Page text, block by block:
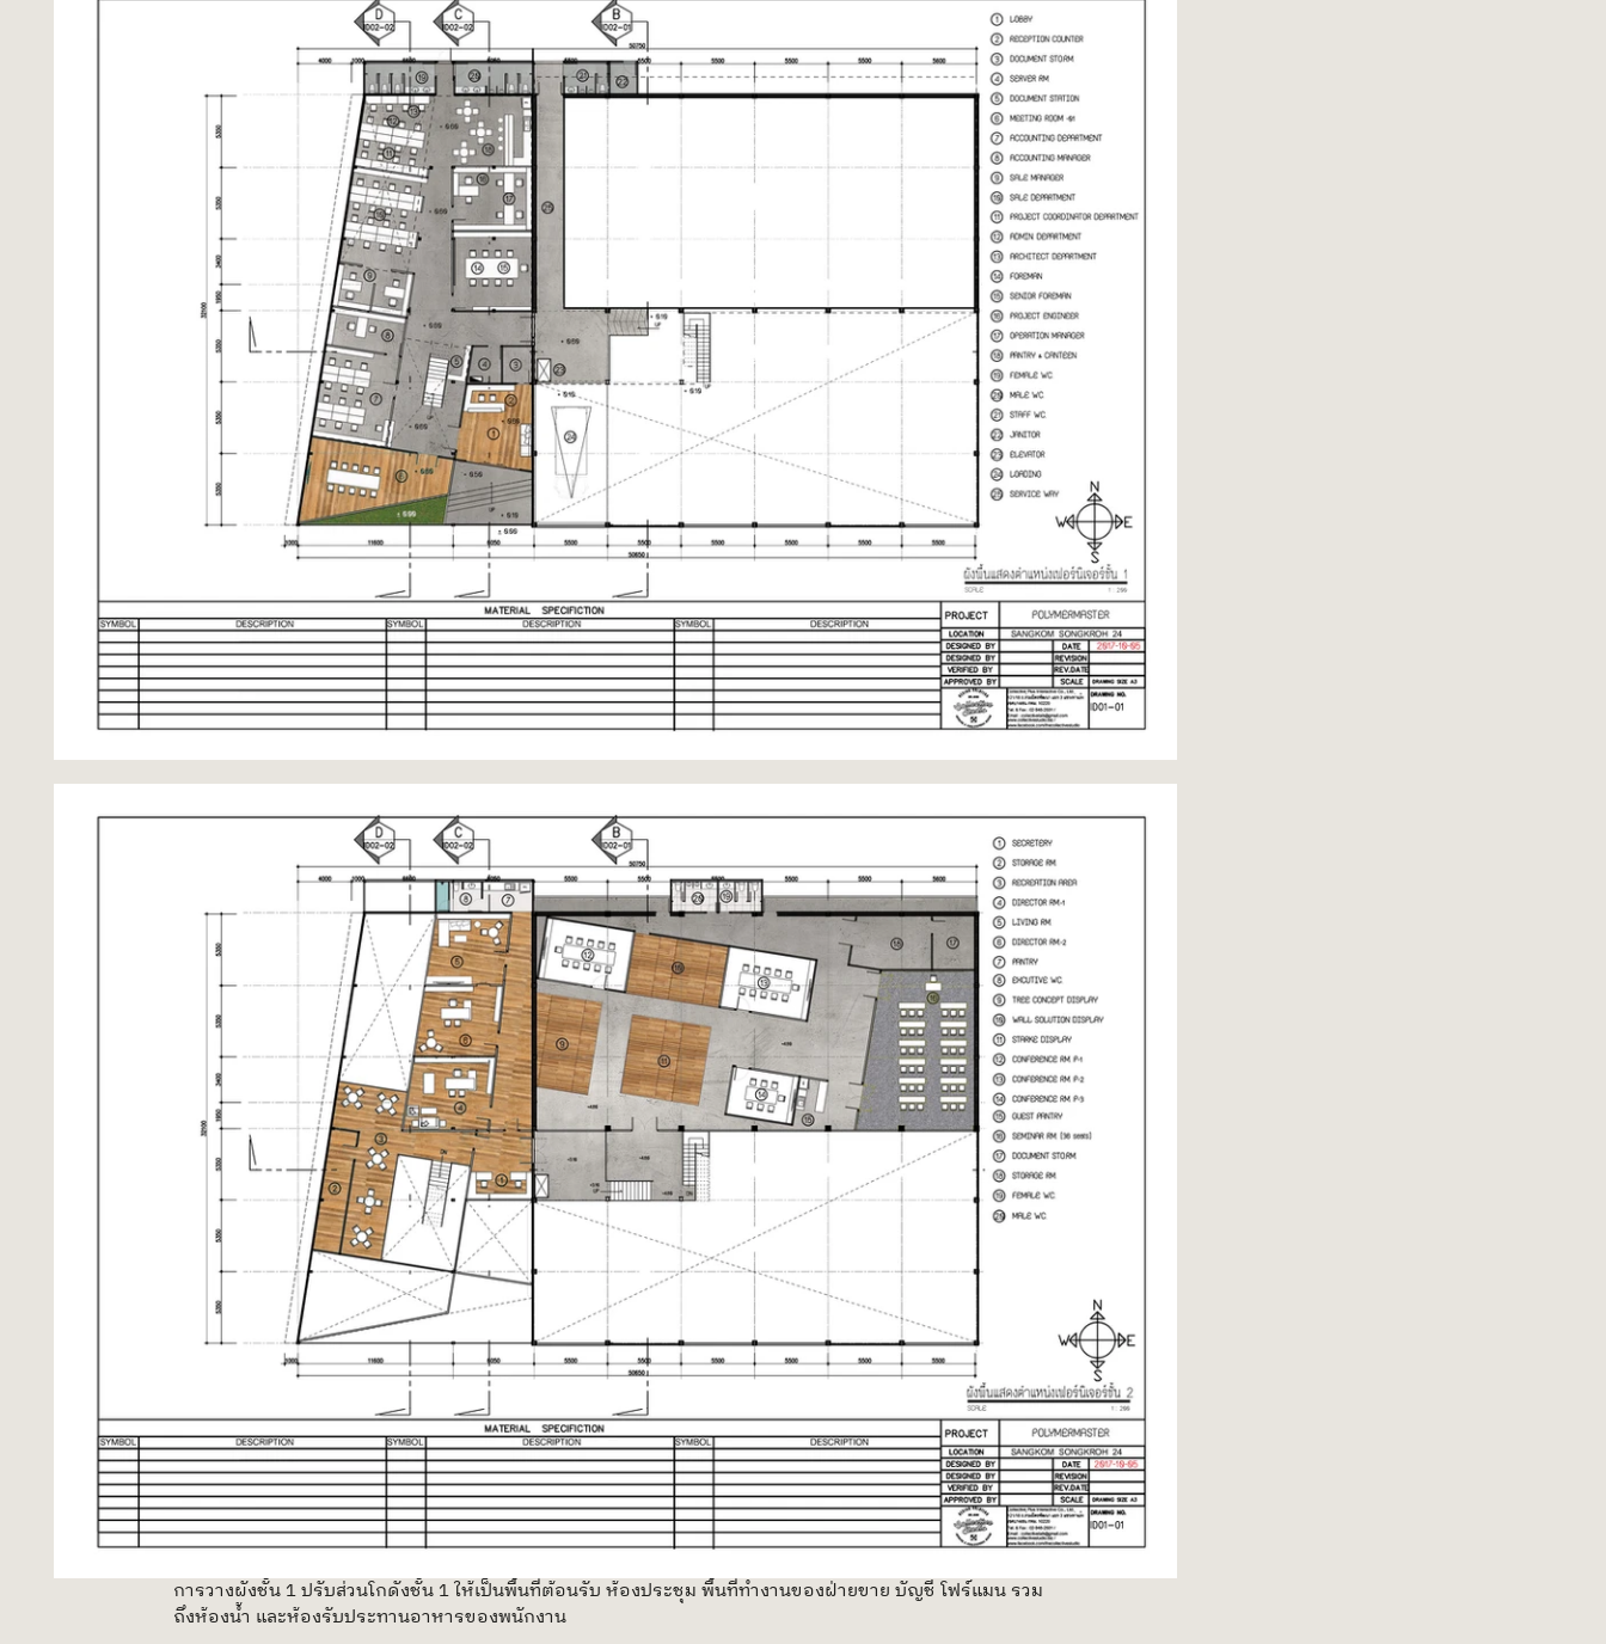
การวางผังชั้น 1 ปรับส่วนโกดังชั้น 1 ให้เป็นพื้นที่ต้อนรับ ห้องประชุม พื้นที่ทำงานของฝ่ายขาย บัญชี โฟร์แมน รวม
ถึงห้องน้ำ และห้องรับประทานอาหารของพนักงาน